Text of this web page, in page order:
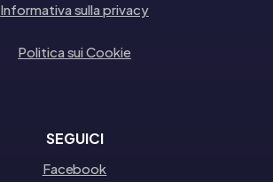
Informativa sulla privacy
Politica sui Cookie
SEGUICI
Facebook